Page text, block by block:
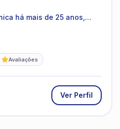
há mais de 25 anos,
experiência em
Avaliações
Ver Perfil